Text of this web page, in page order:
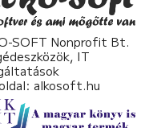
SOFT Nonprofit Bt.
IT
alkosoft.hu